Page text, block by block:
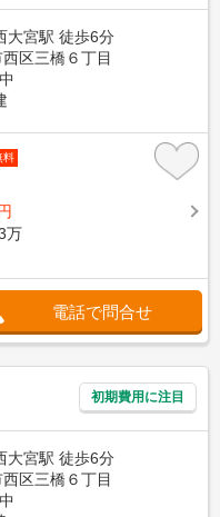
大宮駅 徒歩6分
区三橋６丁目
料
万
電話で問合せ
初期費用に注目
大宮駅 徒歩6分
区三橋６丁目